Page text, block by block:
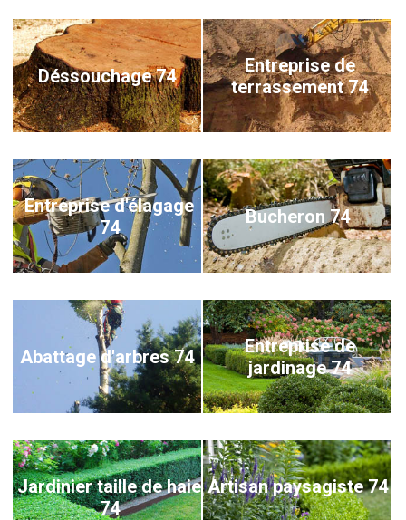
Déssouchage 74
Entreprise de
terrassement 74
Entreprise d'élagage
74
Bucheron 74
Abattage d'arbres 74
Entreprise de
jardinage 74
Jardinier taille de haie
74
Artisan paysagiste 74